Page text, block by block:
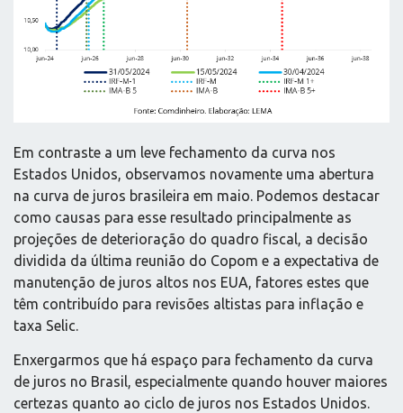
Em contraste a um leve fechamento da curva nos
Estados Unidos, observamos novamente uma abertura
na curva de juros brasileira em maio. Podemos destacar
como causas para esse resultado principalmente as
projeções de deterioração do quadro fiscal, a decisão
dividida da última reunião do Copom e a expectativa de
manutenção de juros altos nos EUA, fatores estes que
têm contribuído para revisões altistas para inflação e
taxa Selic.
Enxergarmos que há espaço para fechamento da curva
de juros no Brasil, especialmente quando houver maiores
certezas quanto ao ciclo de juros nos Estados Unidos.